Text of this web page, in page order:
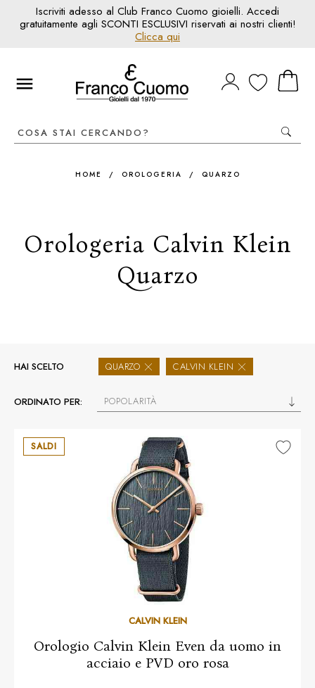
Iscriviti adesso al Club Franco Cuomo gioielli. Accedi
gratuitamente agli SCONTI ESCLUSIVI riservati ai nostri clienti!
Clicca qui
HOME / OROLOGERIA / QUARZO
Orologeria Calvin Klein
Quarzo
HAI SCELTO QUARZO CALVIN KLEIN
ORDINATO PER: POPOLARITÀ
SALDI
CALVIN KLEIN
Orologio Calvin Klein Even da uomo in
acciaio e PVD oro rosa